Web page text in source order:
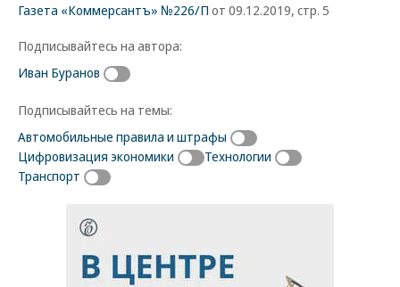
Газета «Коммерсантъ» №226/П от 09.12.2019, стр. 5
Подписывайтесь на автора:
Иван Буранов
Подписывайтесь на темы:
Автомобильные правила и штрафы
Цифровизация экономики
Технологии
Транспорт